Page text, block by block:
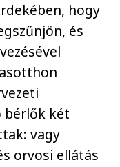
hogy
és
bérlők két
vagy
orvosi ellátás